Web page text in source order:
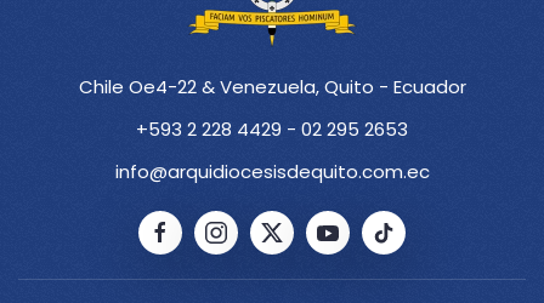
Chile Oe4-22 & Venezuela, Quito - Ecuador
+593 2 228 4429 - 02 295 2653
info@arquidiocesisdequito.com.ec